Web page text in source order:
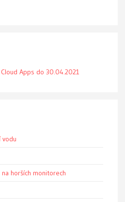
Apps do 30.04.2021
horších monitorech